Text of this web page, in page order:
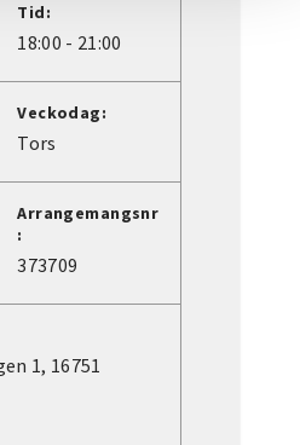
Tid:
18:00 - 21:00
Veckodag:
Tors
Arrangemangsnr
:
373709
1, 16751